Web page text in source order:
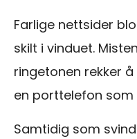
Farlige nettsider
skilt i vinduet.
ringetonen rekker
en porttelefon som
Samtidig som